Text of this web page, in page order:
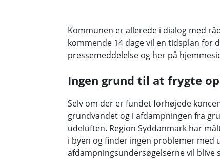
Kommunen er allerede i dialog med
kommende 14 dage vil en tidsplan for
pressemeddelelse og her på
Ingen grund til at frygte
Selv om der er fundet forhøjede
grundvandet og i afdampningen fra
udeluften. Region Syddanmark har
i byen og finder ingen problemer
afdampningsundersøgelserne vil